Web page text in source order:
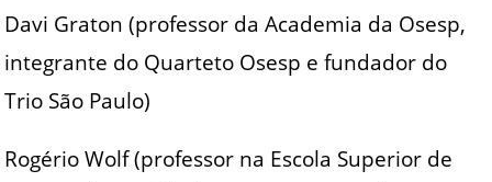
Davi Graton (professor da Academia da Osesp,
integrante do Quarteto Osesp e fundador do
Trio São Paulo)
Rogério Wolf (professor na Escola Superior de